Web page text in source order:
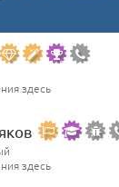
здесь
здесь